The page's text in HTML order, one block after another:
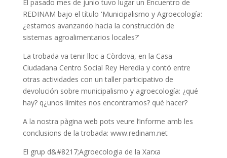
El pasado mes de junio tuvo lugar un Encuentro de
REDINAM bajo el título 'Municipalismo y Agroecología:
¿estamos avanzando hacia la construcción de
sistemas agroalimentarios locales?’
La trobada va tenir lloc a Còrdova, en la Casa
Ciudadana Centro Social Rey Heredia y contó entre
otras actividades con un taller participativo de
devolución sobre municipalismo y agroecología: ¿qué
hay? q¿unos límites nos encontramos? qué hacer?
A la nostra pàgina web pots veure l’informe amb les
conclusions de la trobada: www.redinam.net
El grup d&#8217;Agroecologia de la Xarxa